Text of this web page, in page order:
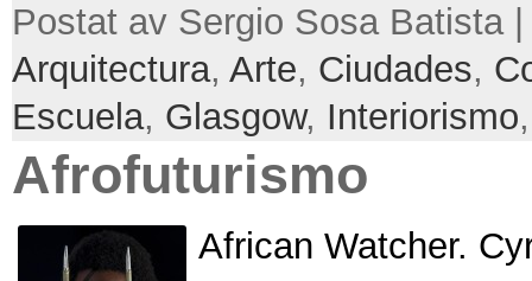
Postat av Sergio Sosa Batista
Arquitectura, Arte, Ciudades,
Escuela, Glasgow, Interiorismo
Afrofuturismo
African Watcher.